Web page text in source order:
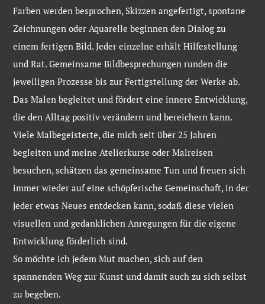
Farben werden besprochen, Skizzen angefertigt, spontane
Zeichnungen oder Aquarelle beginnen den Dialog zu
einem fertigen Bild. Jeder einzelne erhält Hilfestellung
und Rat. Gemeinsame Bildbesprechungen runden die
jeweiligen Prozesse bis zur Fertigstellung der Werke ab.
Das Malen begleitet und fördert eine innere Entwicklung,
die den Alltag positiv verändern und bereichern kann.
Viele Malbegeisterte, die mich seit über 25 Jahren
begleiten und meine Atelierkurse oder Malreisen
besuchen, schätzen das gemeinsame Tun und freuen sich
immer wieder auf eine schöpferische Gemeinschaft, in der
jeder etwas Neues entdecken kann, sodaß diese vielen
visuellen und gedanklichen Anregungen für die eigene
Entwicklung förderlich sind.
So möchte ich jedem Mut machen, sich auf den
spannenden Weg zur Kunst und damit auch zu sich selbst
zu begeben.